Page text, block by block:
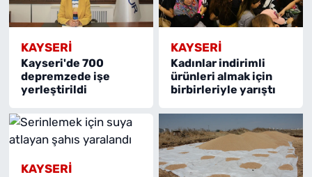
KAYSERI
Kayseri'de 700
depremzede işe
yerleştirildi
KAYSERI
Kadınlar indirimli
ürünleri almak için
birbirleriyle yarıştı
KAYSERI